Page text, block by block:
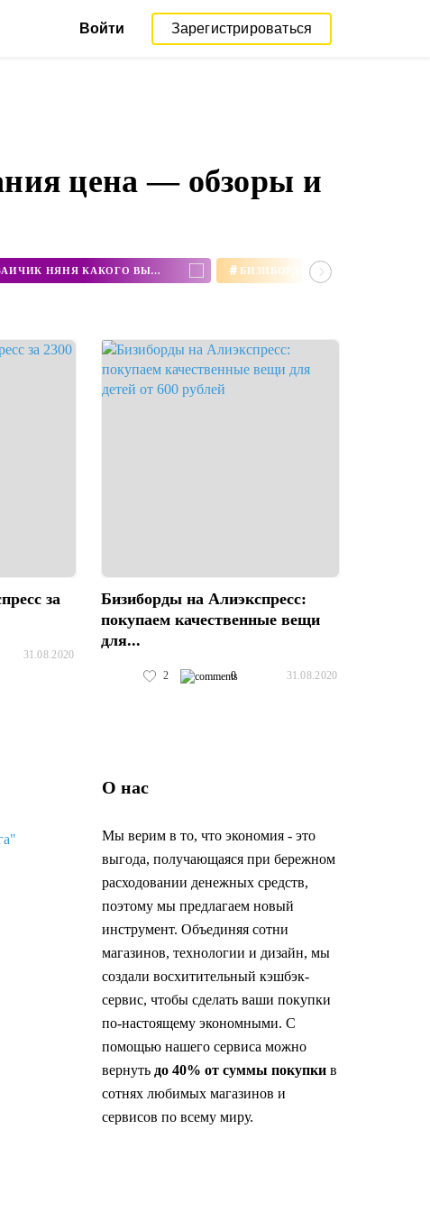
Войти Зарегистрироваться
цена — обзоры и
ЗАЙЧИК АЛИЛО ИЛИ ЗАЙЧИК НЯНЯ КАКОГО ВЫБРАТЬ #
за
31.08.2020
Бизиборды на Алиэкспресс:
покупаем качественные вещи
для...
2 0 31.08.2020
О нас
Мы верим в то, что экономия - это
выгода, получающаяся при бережном
расходовании денежных средств,
поэтому мы предлагаем новый
инструмент. Объединяя сотни
магазинов, технологии и дизайн, мы
создали восхитительный кэшбэк-
сервис, чтобы сделать ваши покупки
по-настоящему экономными. С
помощью нашего сервиса можно
вернуть до 40% от суммы покупкив
сотнях любимых магазинов и
сервисов по всему миру.